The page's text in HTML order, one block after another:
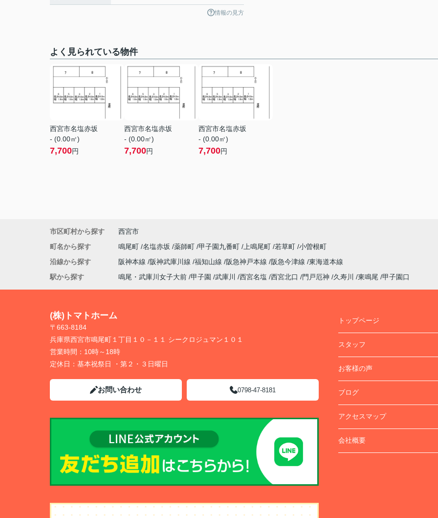
情報の見方
よく見られている物件
西宮市名塩赤坂
- (0.00㎡)
7,700円
西宮市名塩赤坂
- (0.00㎡)
7,700円
西宮市名塩赤坂
- (0.00㎡)
7,700円
市区町村から探す
西宮市
町名から探す
鳴尾町 名塩赤坂 薬師町 甲子園九番町 上鳴尾町 若草町 小曽根町
沿線から探す
阪神本線 阪神武庫川線 福知山線 阪急神戸本線 阪急今津線 東海道本線
駅から探す
鳴尾・武庫川女子大前 甲子園 武庫川 西宮名塩 西宮北口 門戸厄神 久寿川 東鳴尾 甲子園口
(株)トマトホーム
〒663-8184
兵庫県西宮市鳴尾町１丁目１０－１１ シークロジュマン１０１
営業時間： 10時～18時
定休日： 基本祝祭日 ・第２・３日曜日
お問い合わせ 0798-47-8181
トップページ
スタッフ
お客様の声
ブログ
アクセスマップ
会社概要